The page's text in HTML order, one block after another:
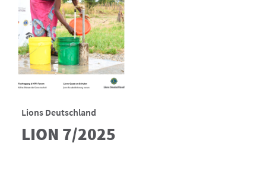
Lions Deutschland
LION 7/2025